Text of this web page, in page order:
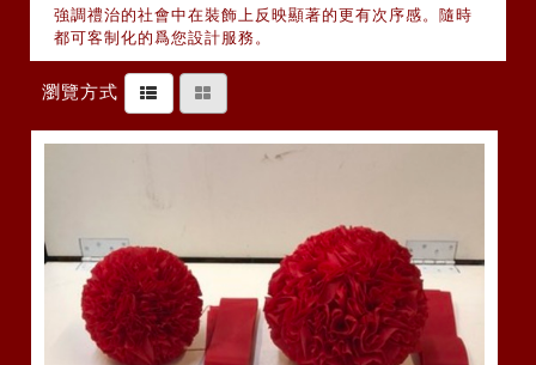
強調禮治的社會中在裝飾上反映顯著的更有次序感。隨時
都可客制化的爲您設計服務。
瀏覽方式